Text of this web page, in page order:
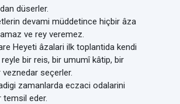
düserler.
devami müddetince hiçbir âza
ve rey veremez.
Heyeti âzalari ilk toplantida kendi
bir reis, bir umumî kâtip, bir
seçerler.
zamanlarda eczaci odalarini
temsil eder.